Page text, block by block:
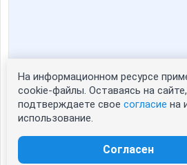
Статистика портрета:
сейчас просматривают портрет - 0
зарегистрированные пользователи
На информационном ресурсе
cookie-файлы. Оставаясь на
подтверждаете свое согласие на
использование.
Согласен